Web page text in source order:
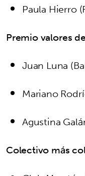
Paula Hierro
Premio valores
Juan Luna
Mariano
Agustina
Colectivo más